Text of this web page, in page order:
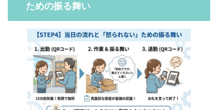
ための振る舞い